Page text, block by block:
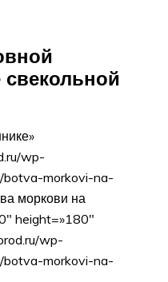
wp-
morkovi-na-
моркови на
height=»180″
wp-
morkovi-na-